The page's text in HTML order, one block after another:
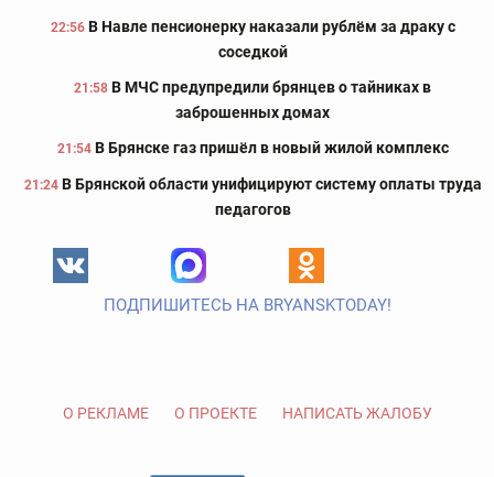
22:56 В Навле пенсионерку наказали рублём за драку с
соседкой
21:58 В МЧС предупредили брянцев о тайниках в
заброшенных домах
21:54 В Брянске газ пришёл в новый жилой комплекс
21:24 В Брянской области унифицируют систему оплаты труда
педагогов
ПОДПИШИТЕСЬ НА BRYANSKTODAY!
О РЕКЛАМЕ О ПРОЕКТЕ НАПИСАТЬ ЖАЛОБУ